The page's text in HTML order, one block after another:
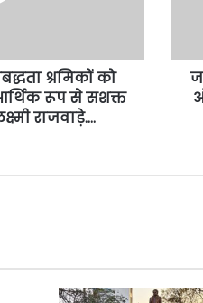
श्रमिकों को
रूप से सशक्त
राजवाड़े….